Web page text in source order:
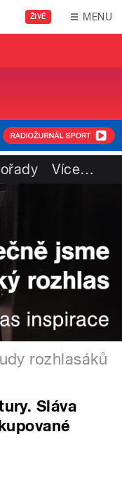
ŽIVĚ MENU
Více…
rozhlasáků
Sláva